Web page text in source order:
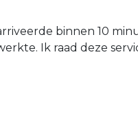
binnen 10
Ik raad deze